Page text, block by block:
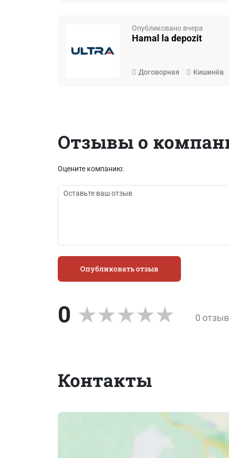
Опубликовано вчера
Hamal la depozit
Договорная Кишинёв
Отзывы о
Оцените компанию:
Опубликовать отзыв
0 0
Контакты